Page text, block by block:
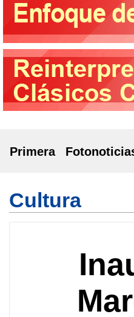
Primera
Cultura